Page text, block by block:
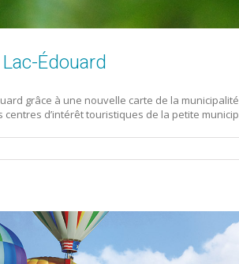
Édouard
grâce à une nouvelle carte de la
d’intérêt touristiques de la petite